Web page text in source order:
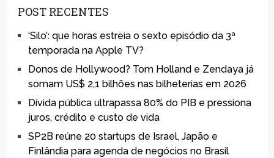
POST RECENTES
‘Silo’: que horas estreia o sexto episódio da 3ª
temporada na Apple TV?
Donos de Hollywood? Tom Holland e Zendaya já
somam US$ 2,1 bilhões nas bilheterias em 2026
Dívida pública ultrapassa 80% do PIB e pressiona
juros, crédito e custo de vida
SP2B reúne 20 startups de Israel, Japão e
Finlândia para agenda de negócios no Brasil